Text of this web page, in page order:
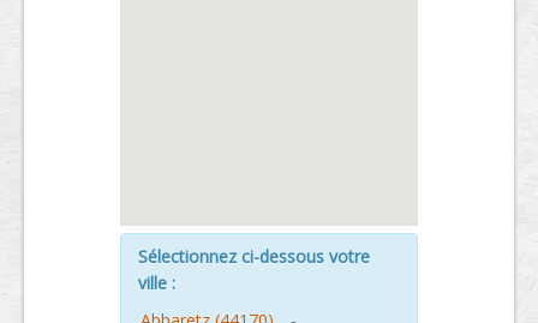
Sélectionnez ci-dessous votre
ville :